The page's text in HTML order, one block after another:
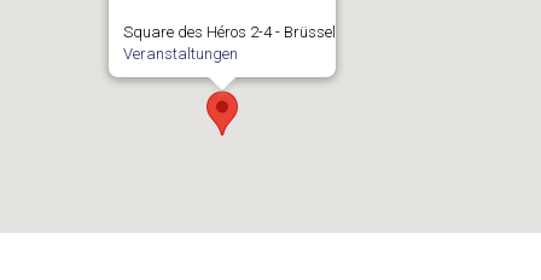
Square des Héros 2-4 - Brüssel
Veranstaltungen